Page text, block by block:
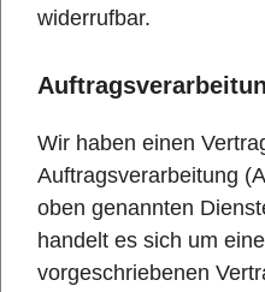
widerrufbar.
Wir haben einen
Auftragsverarbeitung
oben genannten
handelt es sich um
vorgeschriebenen